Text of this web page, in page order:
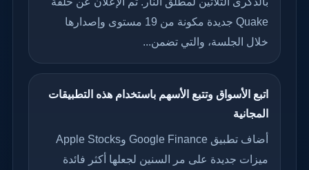
Quake جديدة مكونة من 19 مستوى وإصدارها
خلال الجلسة، والتي تضمن...
اتبع الأسواق وتتبع الأسهم باستخدام هذه التطبيقات
المجانية
أضاف تطبيق Google Finance وApple Stocks
ميزات جديدة على مر السنين لجعلها أكثر فائدة